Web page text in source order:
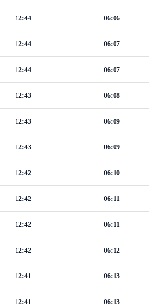
06:06
12:44
06:07
12:44
06:07
12:44
06:08
12:43
06:09
12:43
06:09
12:43
06:10
12:42
06:11
12:42
06:11
12:42
06:12
12:42
06:13
12:41
06:13
12:41